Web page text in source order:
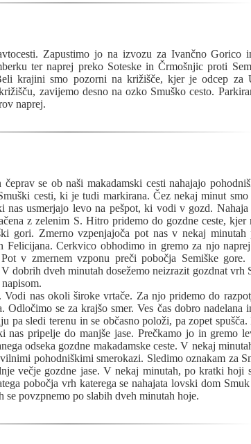
Zapustimo jo na izvozu za Ivančno Gorico
ter naprej preko Soteske in Črmošnjic proti
krajini smo pozorni na križišče, kjer je odcep za
zavijemo desno na ozko Smuško cesto.
naprej.
se ob naši makadamski cesti nahajajo
cesti, ki je tudi markirana. Čez nekaj minut smo
nas usmerjajo levo na pešpot, ki vodi v gozd.
z zelenim S. Hitro pridemo do gozdne ceste, kjer
gori. Zmerno vzpenjajoča pot nas v nekaj minutah
Felicijana. Cerkvico obhodimo in gremo za njo
v zmernem vzponu preči pobočja Semiške
dobrih dveh minutah dosežemo neizrazit gozdnat vrh
Vodi nas okoli široke vrtače. Za njo pridemo do
Odločimo se za krajšo smer. Ves čas dobro nadelana
pa sledi terenu in se občasno položi, pa zopet
nas pripelje do manjše jase. Prečkamo jo in gremo
odseka gozdne makadamske ceste. V nekaj
pohodniškimi smerokazi. Sledimo oznakam za
večje gozdne jase. V nekaj minutah, po kratki hoji
pobočja vrh katerega se nahajata lovski dom
se povzpnemo po slabih dveh minutah hoje.